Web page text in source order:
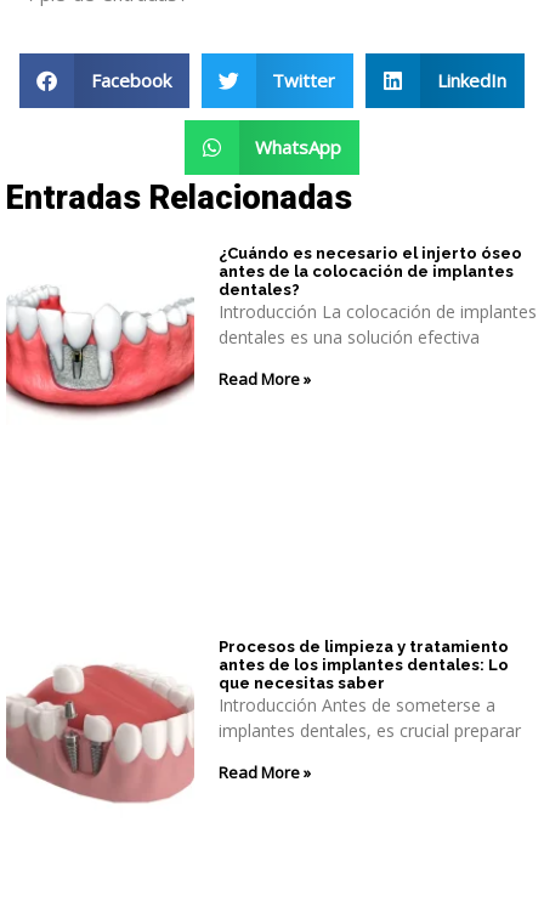
Facebook Twitter LinkedIn
WhatsApp
Entradas Relacionadas
¿Cuándo es necesario el injerto óseo
antes de la colocación de implantes
dentales?
Introducción La colocación de implantes
dentales es una solución efectiva
Read More »
Procesos de limpieza y tratamiento
antes de los implantes dentales: Lo
que necesitas saber
Introducción Antes de someterse a
implantes dentales, es crucial preparar
Read More »